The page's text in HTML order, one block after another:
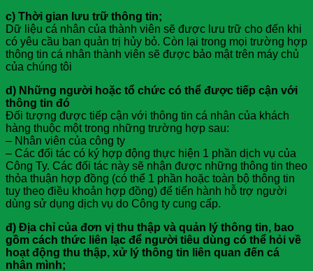
c) Thời gian lưu trữ thông tin;
Dữ liệu cá nhân của thành viên sẽ được lưu trữ cho đến khi
có yêu cầu ban quản trị hủy bỏ. Còn lại trong mọi trường hợp
thông tin cá nhân thành viên sẽ được bảo mật trên máy chủ
của chúng tôi
d) Những người hoặc tổ chức có thể được tiếp cận với
thông tin đó
Đối tượng được tiếp cận với thông tin cá nhân của khách
hàng thuộc một trong những trường hợp sau:
– Nhân viên của công ty
– Các đối tác có ký hợp động thực hiện 1 phần dịch vụ của
Công Ty. Các đối tác này sẽ nhận được những thông tin theo
thỏa thuận hợp đồng (có thể 1 phần hoặc toàn bộ thông tin
tuy theo điều khoản hợp đồng) để tiến hành hỗ trợ người
dùng sử dụng dịch vụ do Công ty cung cấp.
đ) Địa chỉ của đơn vị thu thập và quản lý thông tin, bao
gồm cách thức liên lạc để người tiêu dùng có thể hỏi về
hoạt động thu thập, xử lý thông tin liên quan đến cá
nhân mình;